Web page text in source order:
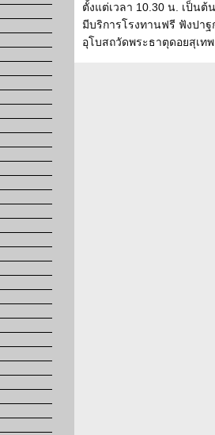
ตั้งแต่เวลา 10.30 น. เป็น
มีบริการโรงทานฟรี ฟังปา
อุโบสถวัดพระธาตุดอยสุเท